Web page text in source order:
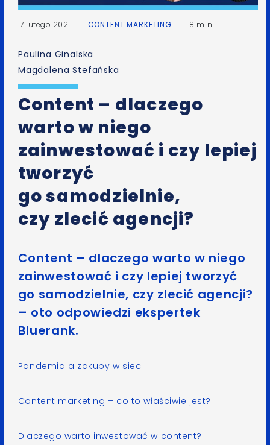
17 lutego 2021 CONTENT MARKETING 8 min
Paulina Ginalska
Magdalena Stefańska
Content – dlaczego
warto w niego
zainwestować i czy lepiej
tworzyć
go samodzielnie,
czy zlecić agencji?
Content – dlaczego warto w niego
zainwestować i czy lepiej tworzyć
go samodzielnie, czy zlecić agencji?
– oto odpowiedzi ekspertek
Bluerank.
Pandemia a zakupy w sieci
Content marketing – co to właściwie jest?
Dlaczego warto inwestować w content?